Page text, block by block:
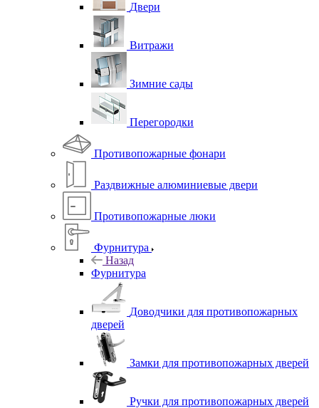
Двери
Витражи
Зимние сады
Перегородки
Противопожарные фонари
Раздвижные алюминиевые двери
Противопожарные люки
Фурнитура
Назад
Фурнитура
Доводчики для противопожарных
дверей
Замки для противопожарных дверей
Ручки для противопожарных дверей